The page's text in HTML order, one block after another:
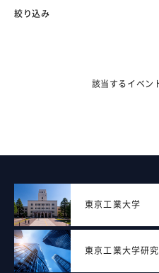
絞り込み
該当するイベン
東京工業大学
東京工業大学研